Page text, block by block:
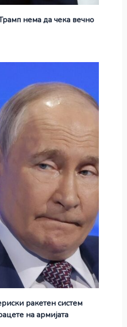
нема да чека вечно
ракетен систем
на армијата